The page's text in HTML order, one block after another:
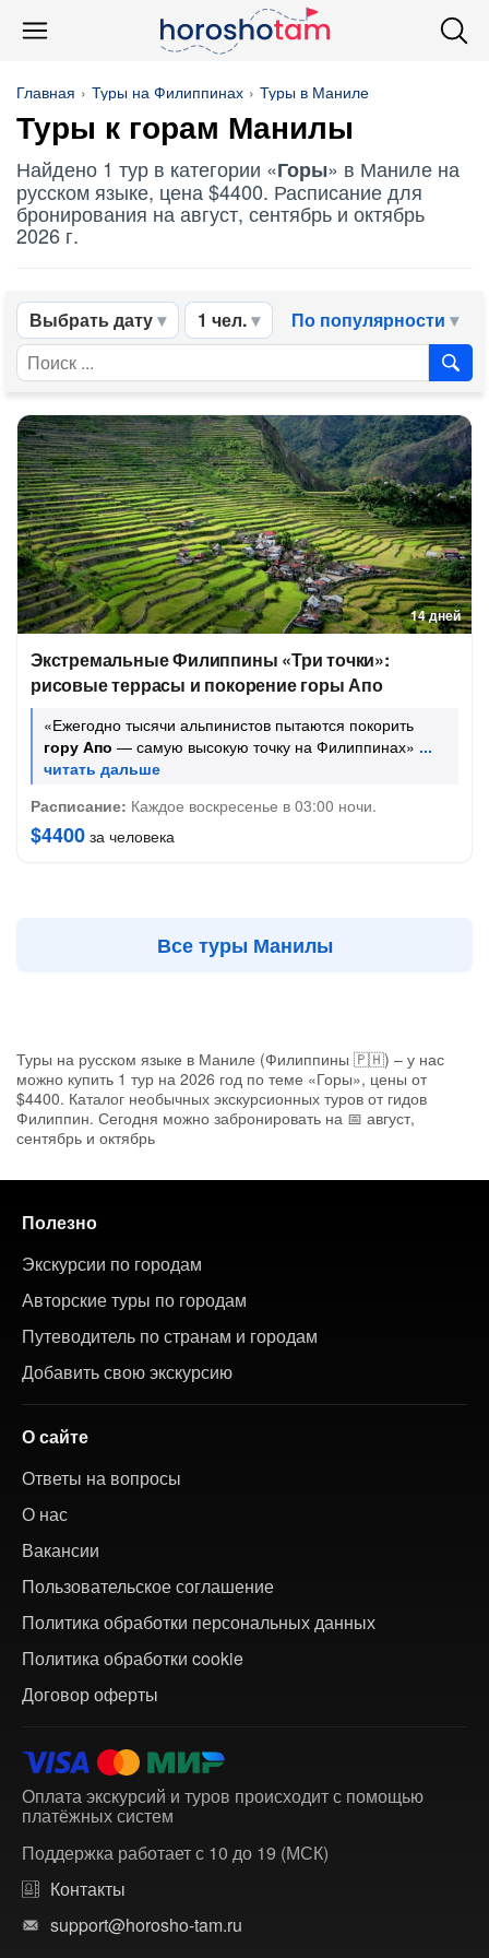
Главная Туры на Филиппинах Туры в Маниле
Туры к горам Манилы
Найдено 1 тур в категории «Горы» в Маниле на
русском языке, цена $4400. Расписание для
бронирования на август, сентябрь и октябрь
2026 г.
Выбрать дату 1 чел. По популярности
14 дней
Экстремальные Филиппины «Три точки»:
рисовые террасы и покорение горы Апо
«Ежегодно тысячи альпинистов пытаются покорить
гору Апо — самую высокую точку на Филиппинах»
Расписание: Каждое воскресенье в 03:00 ночи.
$4400 за человека
Все туры Манилы
Туры на русском языке в Маниле (Филиппины 🇵🇭) – у нас
можно купить 1 тур на 2026 год по теме «Горы», цены от
$4400. Каталог необычных экскурсионных туров от гидов
Филиппин. Сегодня можно забронировать на 📅 август,
сентябрь и октябрь
Полезно
Экскурсии по городам
Авторские туры по городам
Путеводитель по странам и городам
Добавить свою экскурсию
О сайте
Ответы на вопросы
О нас
Вакансии
Пользовательское соглашение
Политика обработки персональных данных
Политика обработки cookie
Договор оферты
Оплата экскурсий и туров происходит с помощью
платёжных систем
Поддержка работает с 10 до 19 (МСК)
Контакты
support@horosho-tam.ru